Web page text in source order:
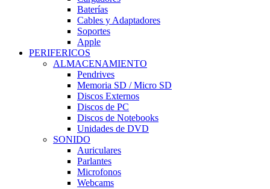
Baterías
Cables y Adaptadores
Soportes
Apple
PERIFERICOS
ALMACENAMIENTO
Pendrives
Memoria SD / Micro SD
Discos Externos
Discos de PC
Discos de Notebooks
Unidades de DVD
SONIDO
Auriculares
Parlantes
Microfonos
Webcams